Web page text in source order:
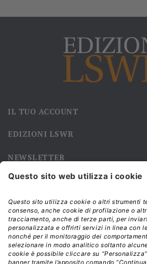
IL TUO ACCOUNT
EDIZIONI LSWR
NEWSLETTER
Iscriviti alla nostra newsletter e rimani sempre
Modalità di acquisto e tempi
Diritto di recesso